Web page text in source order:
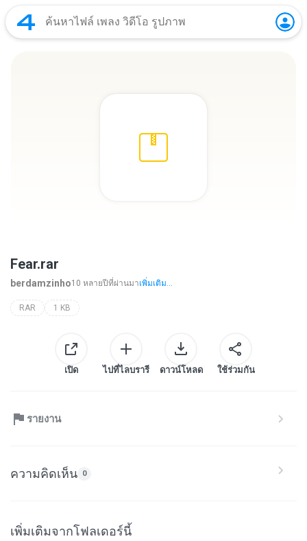
Fear.rar
berdamzinho10 หลายปีที่ผ่านมาเพิ่มเติม...
RAR 1 KB
เปิด ไปที่ไลบรารี ดาวน์โหลด ใช้ร่วมกัน
รายงาน
ความคิดเห็น 0
เพิ่มเติมจากโฟลเดอร์นี้